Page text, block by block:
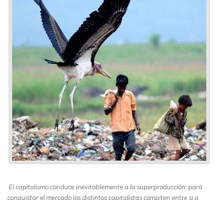
El capitalismo conduce inevitablemente a la superproducción: para
conquistar el mercado los distintos capitalistas compiten entre si a